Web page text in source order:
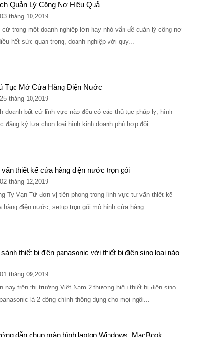
Quản Lý Công Nợ Hiệu Quả
03 tháng 10,2019
cứ trong một doanh nghiệp lớn hay nhỏ vấn đề quản lý công nợ
hết sức quan trọng, doanh nghiệp với quy...
Tục Mở Cửa Hàng Điện Nước
25 tháng 10,2019
doanh bất cứ lĩnh vực nào đều có các thủ tục pháp lý, hình
đăng ký lựa chọn loại hình kinh doanh phù hợp đối...
thiết kế cửa hàng điện nước trọn gói
02 tháng 12,2019
Ty Vạn Tứ đơn vị tiên phong trong lĩnh vực tư vấn thiết kế
hàng điện nước, setup trọn gói mô hình cửa hàng...
thiết bị điện panasonic với thiết bị điện sino loại nào
01 tháng 09,2019
nay trên thị trường Việt Nam 2 thương hiệu thiết bị điện sino
là 2 dòng chính thông dụng cho mọi ngôi...
dẫn chụp màn hình laptop Windows, MacBook